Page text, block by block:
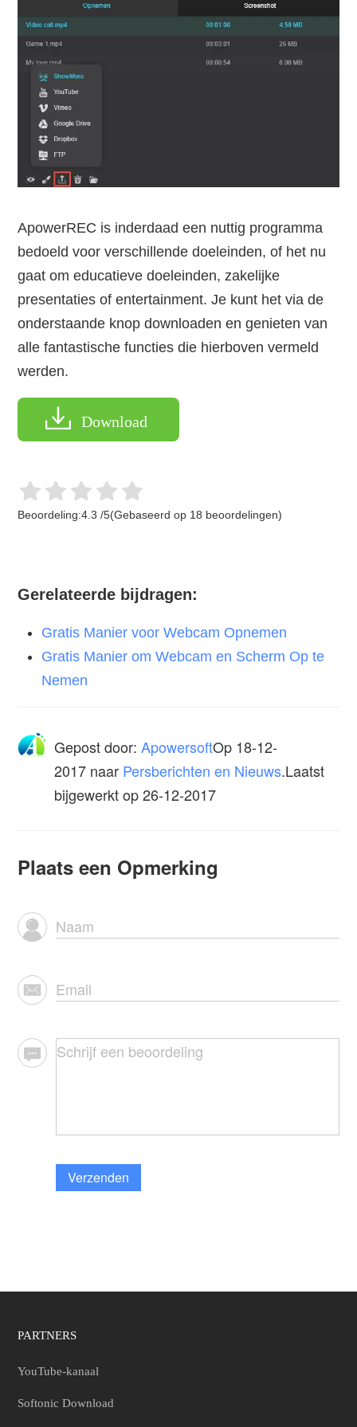
ApowerREC is inderdaad een nuttig programma
bedoeld voor verschillende doeleinden, of het nu
gaat om educatieve doeleinden, zakelijke
presentaties of entertainment. Je kunt het via de
onderstaande knop downloaden en genieten van
alle fantastische functies die hierboven vermeld
werden.
Download
Beoordeling:4.3 /5(Gebaseerd op 18 beoordelingen)
Gerelateerde bijdragen:
Gratis Manier voor Webcam Opnemen
Gratis Manier om Webcam en Scherm Op te
Nemen
Gepost door: ApowersoftOp 18-12-
2017 naar Persberichten en Nieuws.Laatst
bijgewerkt op 26-12-2017
Plaats een Opmerking
Verzenden
PARTNERS
YouTube-kanaal
Softonic Download